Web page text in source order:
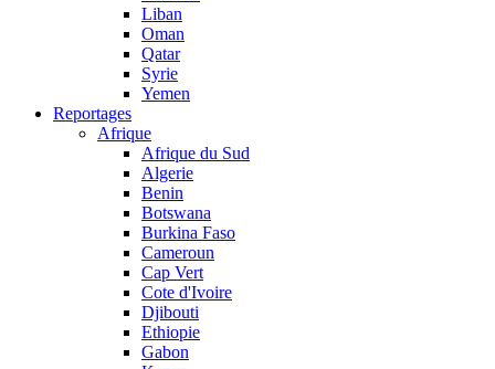
Liban
Oman
Qatar
Syrie
Yemen
Reportages
Afrique
Afrique du Sud
Algerie
Benin
Botswana
Burkina Faso
Cameroun
Cap Vert
Cote d'Ivoire
Djibouti
Ethiopie
Gabon